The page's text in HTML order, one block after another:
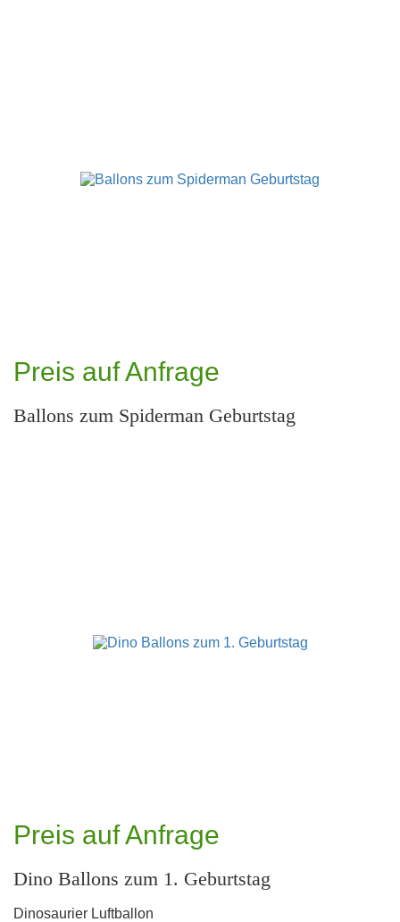
Preis auf Anfrage
Ballons zum Spiderman Geburtstag
Preis auf Anfrage
Dino Ballons zum 1. Geburtstag
Dinosaurier Luftballon